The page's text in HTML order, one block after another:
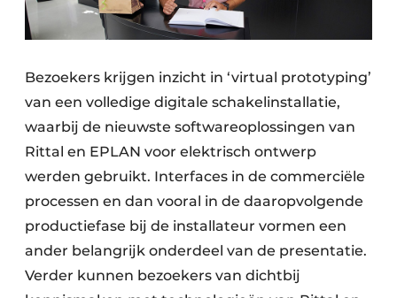
Bezoekers krijgen inzicht in ‘virtual prototyping’
van een volledige digitale schakelinstallatie,
waarbij de nieuwste softwareoplossingen van
Rittal en EPLAN voor elektrisch ontwerp
werden gebruikt. Interfaces in de commerciële
processen en dan vooral in de daaropvolgende
productiefase bij de installateur vormen een
ander belangrijk onderdeel van de presentatie.
Verder kunnen bezoekers van dichtbij